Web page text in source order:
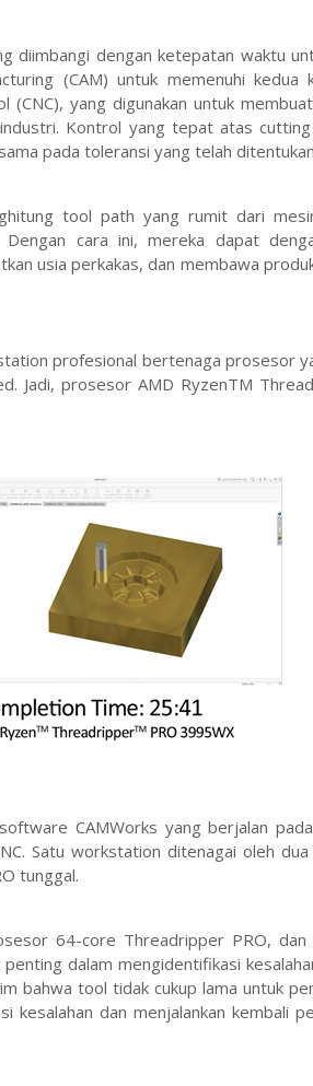
diimbangi dengan ketepatan waktu
(CAM) untuk memenuhi kedua
yang digunakan untuk
Kontrol yang tepat atas
pada toleransi yang telah
tool path yang rumit dari
cara ini, mereka dapat
usia perkakas, dan membawa
profesional bertenaga prosesor
Jadi, prosesor AMD RyzenTM
CAMWorks yang berjalan
Satu workstation ditenagai oleh
tunggal.
64-core Threadripper PRO, dan
dalam mengidentifikasi
bahwa tool tidak cukup lama untuk
kesalahan dan menjalankan kembali